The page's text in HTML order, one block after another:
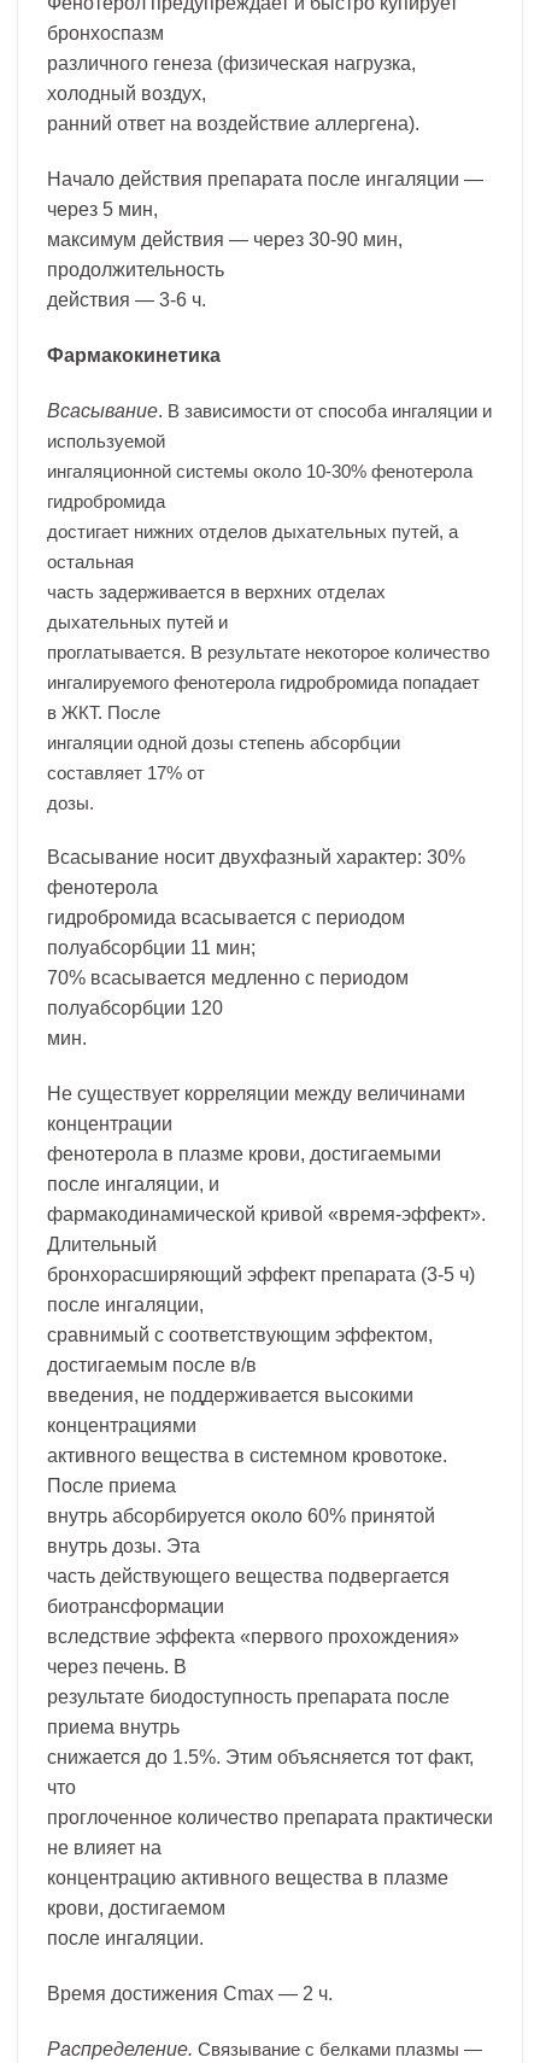
бронхоспазм
различного генеза (физическая нагрузка,
холодный воздух,
ранний ответ на воздействие аллергена).
Начало действия препарата после ингаляции —
через 5 мин,
максимум действия — через 30-90 мин,
продолжительность
действия — 3-6 ч.
Фармакокинетика
Всасывание. В зависимости от способа ингаляции и
используемой
ингаляционной системы около 10-30% фенотерола
гидробромида
достигает нижних отделов дыхательных путей, а
остальная
часть задерживается в верхних отделах
дыхательных путей и
проглатывается. В результате некоторое количество
ингалируемого фенотерола гидробромида попадает
в ЖКТ. После
ингаляции одной дозы степень абсорбции
составляет 17% от
дозы.
Всасывание носит двухфазный характер: 30%
фенотерола
гидробромида всасывается с периодом
полуабсорбции 11 мин;
70% всасывается медленно с периодом
полуабсорбции 120
мин.
Не существует корреляции между величинами
концентрации
фенотерола в плазме крови, достигаемыми
после ингаляции, и
фармакодинамической кривой «время-эффект».
Длительный
бронхорасширяющий эффект препарата (3-5 ч)
после ингаляции,
сравнимый с соответствующим эффектом,
достигаемым после в/в
введения, не поддерживается высокими
концентрациями
активного вещества в системном кровотоке.
После приема
внутрь абсорбируется около 60% принятой
внутрь дозы. Эта
часть действующего вещества подвергается
биотрансформации
вследствие эффекта «первого прохождения»
через печень. В
результате биодоступность препарата после
приема внутрь
снижается до 1.5%. Этим объясняется тот факт,
что
проглоченное количество препарата практически
не влияет на
концентрацию активного вещества в плазме
крови, достигаемом
после ингаляции.
Время достижения Cmax — 2 ч.
Распределение. Связывание с белками плазмы —